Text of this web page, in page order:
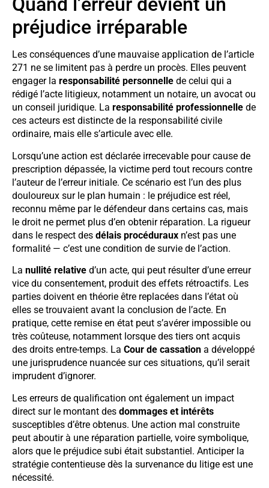
préjudice irréparable
Les conséquences d’une mauvaise application de l’article
271 ne se limitent pas à perdre un procès. Elles peuvent
engager la responsabilité personnelle de celui qui a
rédigé l’acte litigieux, notamment un notaire, un avocat ou
un conseil juridique. La responsabilité professionnelle de
ces acteurs est distincte de la responsabilité civile
ordinaire, mais elle s’articule avec elle.
Lorsqu’une action est déclarée irrecevable pour cause de
prescription dépassée, la victime perd tout recours contre
l’auteur de l’erreur initiale. Ce scénario est l’un des plus
douloureux sur le plan humain : le préjudice est réel,
reconnu même par le défendeur dans certains cas, mais
le droit ne permet plus d’en obtenir réparation. La rigueur
dans le respect des délais procéduraux n’est pas une
formalité — c’est une condition de survie de l’action.
La nullité relative d’un acte, qui peut résulter d’une erreur
vice du consentement, produit des effets rétroactifs. Les
parties doivent en théorie être replacées dans l’état où
elles se trouvaient avant la conclusion de l’acte. En
pratique, cette remise en état peut s’avérer impossible ou
très coûteuse, notamment lorsque des tiers ont acquis
des droits entre-temps. La Cour de cassation a développé
une jurisprudence nuancée sur ces situations, qu’il serait
imprudent d’ignorer.
Les erreurs de qualification ont également un impact
direct sur le montant des dommages et intérêts
susceptibles d’être obtenus. Une action mal construite
peut aboutir à une réparation partielle, voire symbolique,
alors que le préjudice subi était substantiel. Anticiper la
stratégie contentieuse dès la survenance du litige est une
nécessité.